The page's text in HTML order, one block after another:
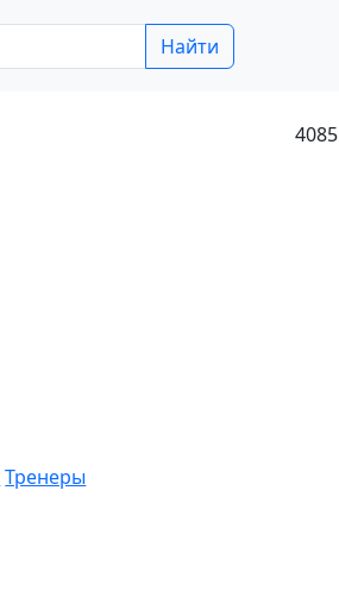
Найти
4085
Тренеры